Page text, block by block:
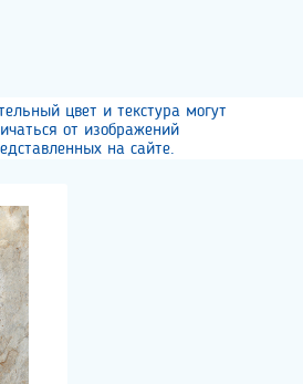
цвет и текстура могут
от изображений
на сайте.